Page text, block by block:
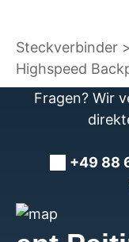
Steckverbinder
Highspeed
Fragen? Wir
+49 88